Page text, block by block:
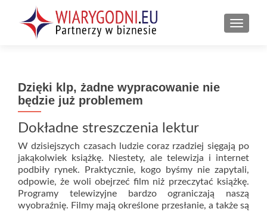
Dzięki klp, żadne wypracowanie nie
będzie już problemem
Dokładne streszczenia lektur
W dzisiejszych czasach ludzie coraz rzadziej sięgają po
jakąkolwiek książkę. Niestety, ale telewizja i internet
podbiły rynek. Praktycznie, kogo byśmy nie zapytali,
odpowie, że woli obejrzeć film niż przeczytać książkę.
Programy telewizyjne bardzo ograniczają naszą
wyobraźnię. Filmy mają określone przesłanie, a także są